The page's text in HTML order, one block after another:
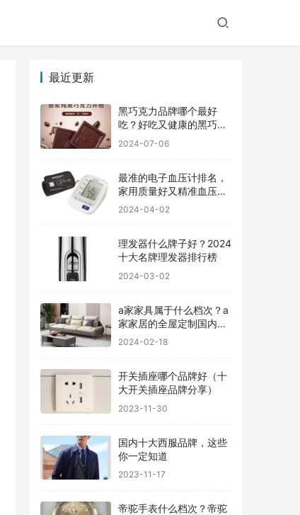
最近更新
黑巧克力品牌哪个最好
吃？好吃又健康的黑巧克
力品牌
2024-07-06
最准的电子血压计排名，
家用质量好又精准血压计
品牌前十
2024-04-02
理发器什么牌子好？2024
十大名牌理发器排行榜
2024-03-02
a家家具属于什么档次？a
家家居的全屋定制国内排
行
2024-02-18
开关插座哪个品牌好（十
大开关插座品牌分享）
2023-11-30
国内十大西服品牌，这些
你一定知道
2023-11-17
帝驼手表什么档次？帝驼